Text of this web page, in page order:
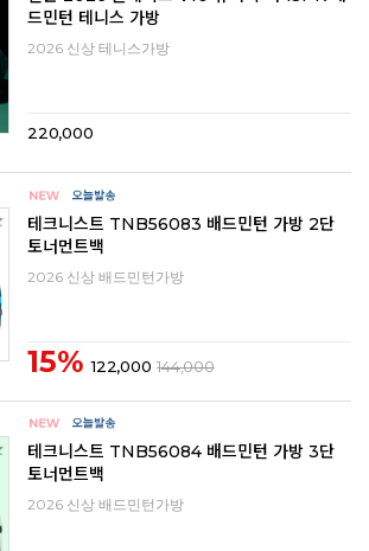
드민턴 테니스 가방
2026 신상 테니스가방
220,000
테크니스트 TNB56083 배드민턴 가방 2단
토너먼트백
2026 신상 배드민턴가방
15% 122,000 144,000
테크니스트 TNB56084 배드민턴 가방 3단
토너먼트백
2026 신상 배드민턴가방